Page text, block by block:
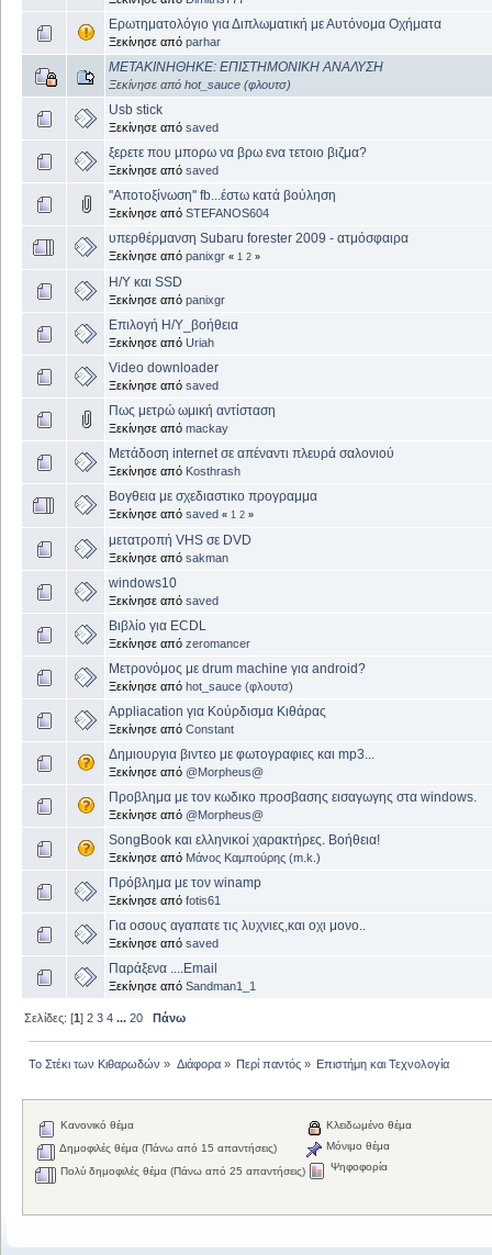
Ερωτηματολόγιο για Διπλωματική με Αυτόνομα Οχήματα
Ξεκίνησε από parhar
ΜΕΤΑΚΙΝΗΘΗΚΕ: ΕΠΙΣΤΗΜΟΝΙΚΗ ΑΝΑΛΥΣΗ
Ξεκίνησε από hot_sauce (φλουτσ)
Usb stick
Ξεκίνησε από saved
ξερετε που μπορω να βρω ενα τετοιο βιζμα?
Ξεκίνησε από saved
''Αποτοξίνωση'' fb...έστω κατά βούληση
Ξεκίνησε από STEFANOS604
υπερθέρμανση Subaru forester 2009 - ατμόσφαιρα
Ξεκίνησε από panixgr « 1 2 »
Η/Υ και SSD
Ξεκίνησε από panixgr
Επιλογή Η/Υ_βοήθεια
Ξεκίνησε από Uriah
Video downloader
Ξεκίνησε από saved
Πως μετρώ ωμική αντίσταση
Ξεκίνησε από mackay
Μετάδοση internet σε απέναντι πλευρά σαλονιού
Ξεκίνησε από Kosthrash
Βογθεια με σχεδιαστικο προγραμμα
Ξεκίνησε από saved « 1 2 »
μετατροπή VHS σε DVD
Ξεκίνησε από sakman
windows10
Ξεκίνησε από saved
Βιβλίο για ECDL
Ξεκίνησε από zeromancer
Μετρονόμος με drum machine για android?
Ξεκίνησε από hot_sauce (φλουτσ)
Appliacation για Κούρδισμα Κιθάρας
Ξεκίνησε από Constant
Δημιουργια βιντεο με φωτογραφιες και mp3...
Ξεκίνησε από @Morpheus@
Προβλημα με τον κωδικο προσβασης εισαγωγης στα windows.
Ξεκίνησε από @Morpheus@
SongBook και ελληνικοί χαρακτήρες. Βοήθεια!
Ξεκίνησε από Μάνος Καμπούρης (m.k.)
Πρόβλημα με τον winamp
Ξεκίνησε από fotis61
Για οσους αγαπατε τις λυχνιες,και οχι μονο..
Ξεκίνησε από saved
Παράξενα ....Email
Ξεκίνησε από Sandman1_1
Σελίδες: [1]2 3 4 ...20 Πάνω
Το Στέκι των Κιθαρωδών » Διάφορα» Περί παντός» Επιστήμη και Τεχνολογία
Κανονικό θέμα
Δημοφιλές θέμα (Πάνω από 15 απαντήσεις)
Πολύ δημοφιλές θέμα (Πάνω από 25 απαντήσεις)
Κλειδωμένο θέμα
Μόνιμο θέμα
Ψηφοφορία